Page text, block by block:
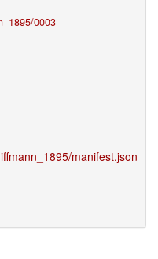
0003
manifest.json